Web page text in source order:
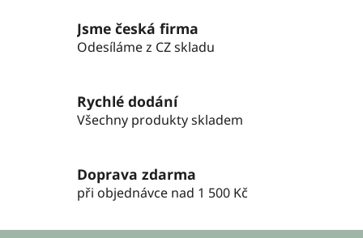
y
v
s
Jsme česká firma
Odesíláme z CZ skladu
Rychlé dodání
Všechny produkty skladem
Doprava zdarma
při objednávce nad 1 500 Kč